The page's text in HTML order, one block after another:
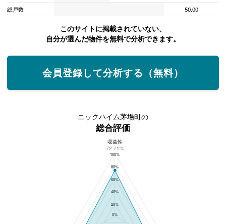
総戸数
50.00
このサイトに掲載されていない、
自分が選んだ物件を無料で分析できます。
会員登録して分析する（無料）
ニックハイム茅場町の
総合評価
ニックハイム茅場町の総合評価
100%
80%
60%
40%
20%
0%
収益性
72.71%